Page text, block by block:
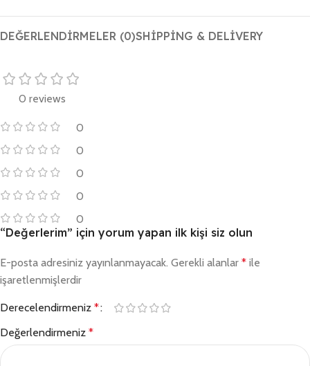
DEĞERLENDIRMELER (0)SHIPPING & DELIVERY
0 reviews
0
0
0
0
0
“Değerlerim” için yorum yapan ilk kişi siz olun
E-posta adresiniz yayınlanmayacak. Gerekli alanlar * ile
işaretlenmişlerdir
Derecelendirmeniz *
Değerlendirmeniz *